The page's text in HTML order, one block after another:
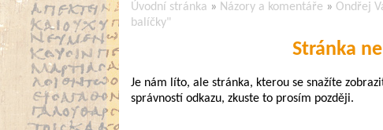
Úvodní stránka » Názory a komentáře » Ondřej
balíčky"
Stránka
Je nám líto, ale stránka, kterou se snažíte
správností odkazu, zkuste to prosím později.